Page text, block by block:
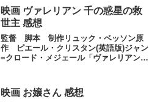
に良かったと思う作品である♪主役やキャ
ストが変わり軽くなっ...
映画 ヴァレリアン 千の惑星の救
世主 感想
監督 脚本 制作リュック・ベッソン原
作 ピエール・クリスタン(英語版)ジャン
=クロード・メジェール「ヴァレリアンと
ヴ・オーウェンリアーナイーサン・ホー
クハービー・ハン...
映画 お嬢さん 感想